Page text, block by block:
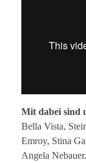
H
e
r
Mit dabei sind
Bella Vista,
Emroy, Stina
Angela Nebauer.